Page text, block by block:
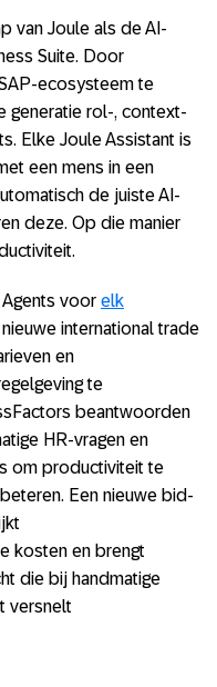
van Joule als de AI-
Suite. Door
ecosysteem te
generatie rol-, context-
Elke Joule Assistant is
een mens in een
de juiste AI-
deze. Op die manier
Agents voor elk
international trade
en
te
beantwoorden
HR-vragen en
om productiviteit te
Een nieuwe bid-
kosten en brengt
die bij handmatige
versnelt